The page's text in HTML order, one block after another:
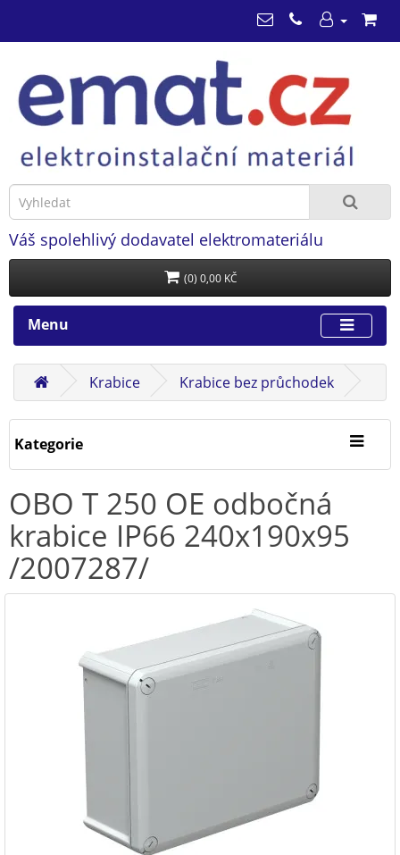
Váš spolehlivý dodavatel elektromateriálu
(0) 0,00 KČ
Menu
Krabice Krabice bez průchodek
Kategorie
OBO T 250 OE odbočná
krabice IP66 240x190x95
/2007287/